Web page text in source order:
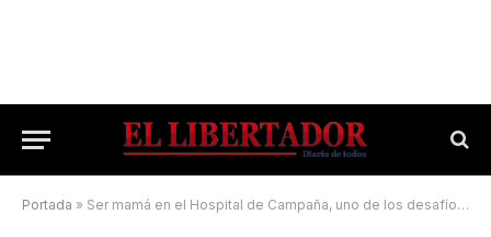
Portada » Ser mamá en el Hospital de Campaña, uno de los desafíos de la pandemia